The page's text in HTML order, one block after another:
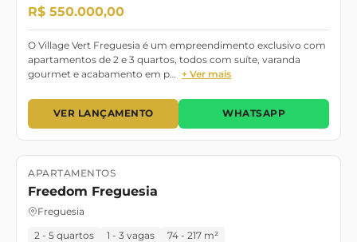
R$ 550.000,00
O Village Vert Freguesia é um empreendimento exclusivo com
apartamentos de 2 e 3 quartos, todos com suíte, varanda
gourmet e acabamento em p… + Ver mais
VER LANÇAMENTO WHATSAPP
Lançamento Pronto para Morar
APARTAMENTOS
Freedom Freguesia
Freguesia
2 - 5 quartos 1 - 3 vagas 74 - 217 m²